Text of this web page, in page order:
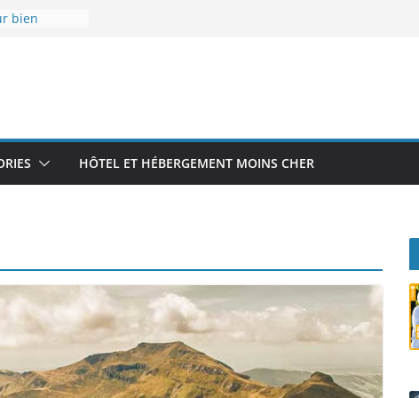
bien
un
Île-de-
HÔTEL ET HÉBERGEMENT MOINS CHER